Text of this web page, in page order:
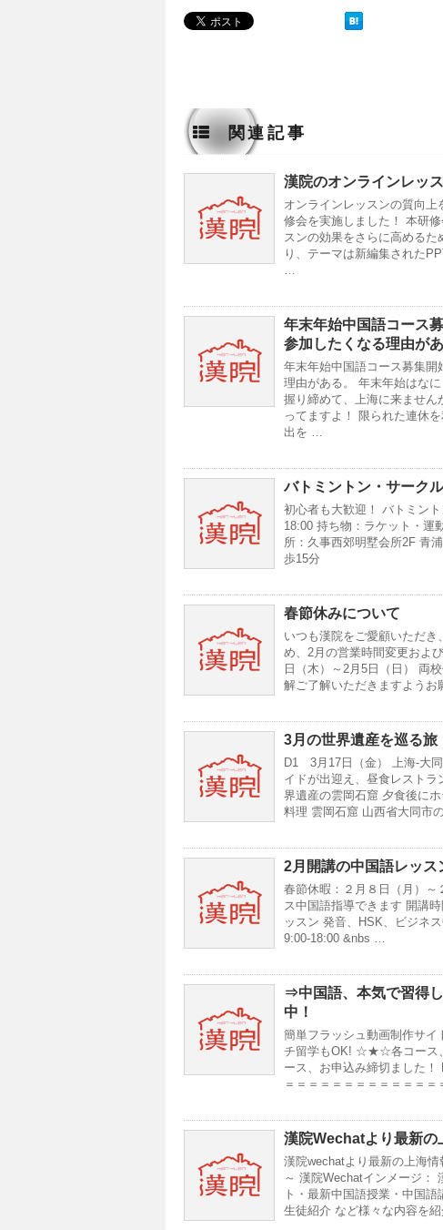
関連記事
漢院のオンラインレッ
オンラインレッスンの質向
修会を実施しました！ 本研
スンの効果をさらに高めるた
り、テーマは新編集された
…
年末年始中国語コース
参加したくなる理由があ
年末年始中国語コース募集開
理由がある。 年末年始はな
握り締めて、上海に来ませ
ってますよ！ 限られた連休
出を …
バトミントン・サークル
初心者も大歓迎！ バトミン
18:00 持ち物：ラケット・
所：久事西郊明墅会所2F 青
歩15分
春節休みについて
いつも漢院をご愛顧いただ
め、2月の営業時間変更およ
日（木）～2月5日（日） 両
解ご了解いただきますよう
3月の世界遺産を巡る旅
D1 3月17日（金） 上海‐大
イドが出迎え、昼食レスト
界遺産の雲岡石窟 夕食後に
料理 雲岡石窟 山西省大同市
2月開講の中国語レッス
春節休暇：２月８日（月）
ス中国語指導できます 開講
ッスン 発音、HSK、ビジネ
9:00-18:00 &nbs …
⇒中国語、本気で習得
中！
簡単フラッシュ動画制作サ
チ留学もOK! ☆★☆各コース
ース、お申込み締切ました！
＝＝＝＝＝＝＝＝＝＝＝＝
漢院Wechatより最新の
漢院wechatより最新の上海
～ 漢院Wechatインメージ
ト・最新中国語授業・中
生徒紹介 など様々な内容を